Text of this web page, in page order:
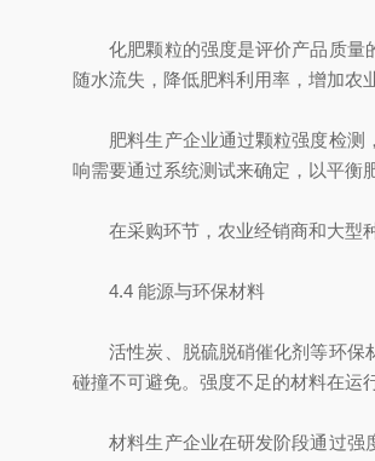
化肥颗粒的强度是评价产品质量的
随水流失，降低肥料利用率，增加农
肥料生产企业通过颗粒强度检测，
响需要通过系统测试来确定，以平衡
在采购环节，农业经销商和大型种
4.4 能源与环保材料
活性炭、脱硫脱硝催化剂等环保材
碰撞不可避免。强度不足的材料在运
材料生产企业在研发阶段通过强度